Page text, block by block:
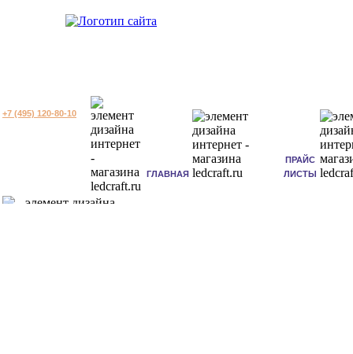
+7 (495) 120-80-10
ГЛАВНАЯ
ПРАЙС
ЛИСТЫ